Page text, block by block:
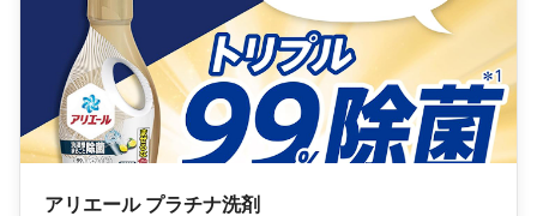
アリエール プラチナ洗剤